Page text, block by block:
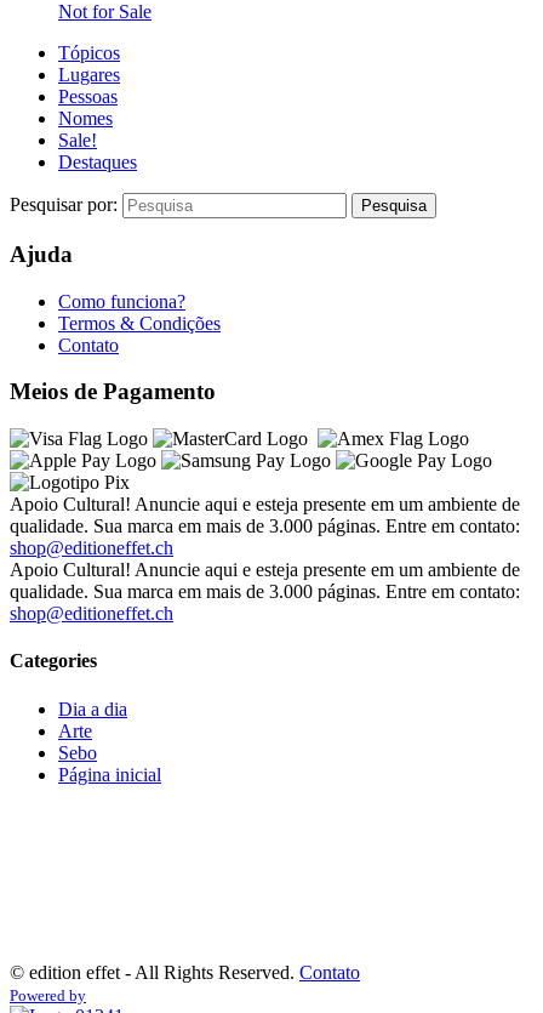
Not for Sale
Tópicos
Lugares
Pessoas
Nomes
Sale!
Destaques
Pesquisar por:
Ajuda
Como funciona?
Termos & Condições
Contato
Meios de Pagamento
Apoio Cultural! Anuncie aqui e esteja presente em um ambiente de
qualidade. Sua marca em mais de 3.000 páginas. Entre em contato:
shop@editioneffet.ch
Apoio Cultural! Anuncie aqui e esteja presente em um ambiente de
qualidade. Sua marca em mais de 3.000 páginas. Entre em contato:
shop@editioneffet.ch
Categories
Dia a dia
Arte
Sebo
Página inicial
© edition effet - All Rights Reserved. Contato
Powered by